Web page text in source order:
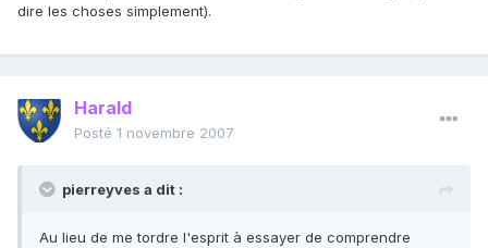
dire les choses simplement).
Harald
Posté 1 novembre 2007
pierreyves a dit :
Au lieu de me tordre l'esprit à essayer de comprendre